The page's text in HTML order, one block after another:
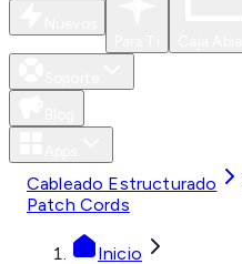
Cableado Estructurado
Patch Cords
Inicio